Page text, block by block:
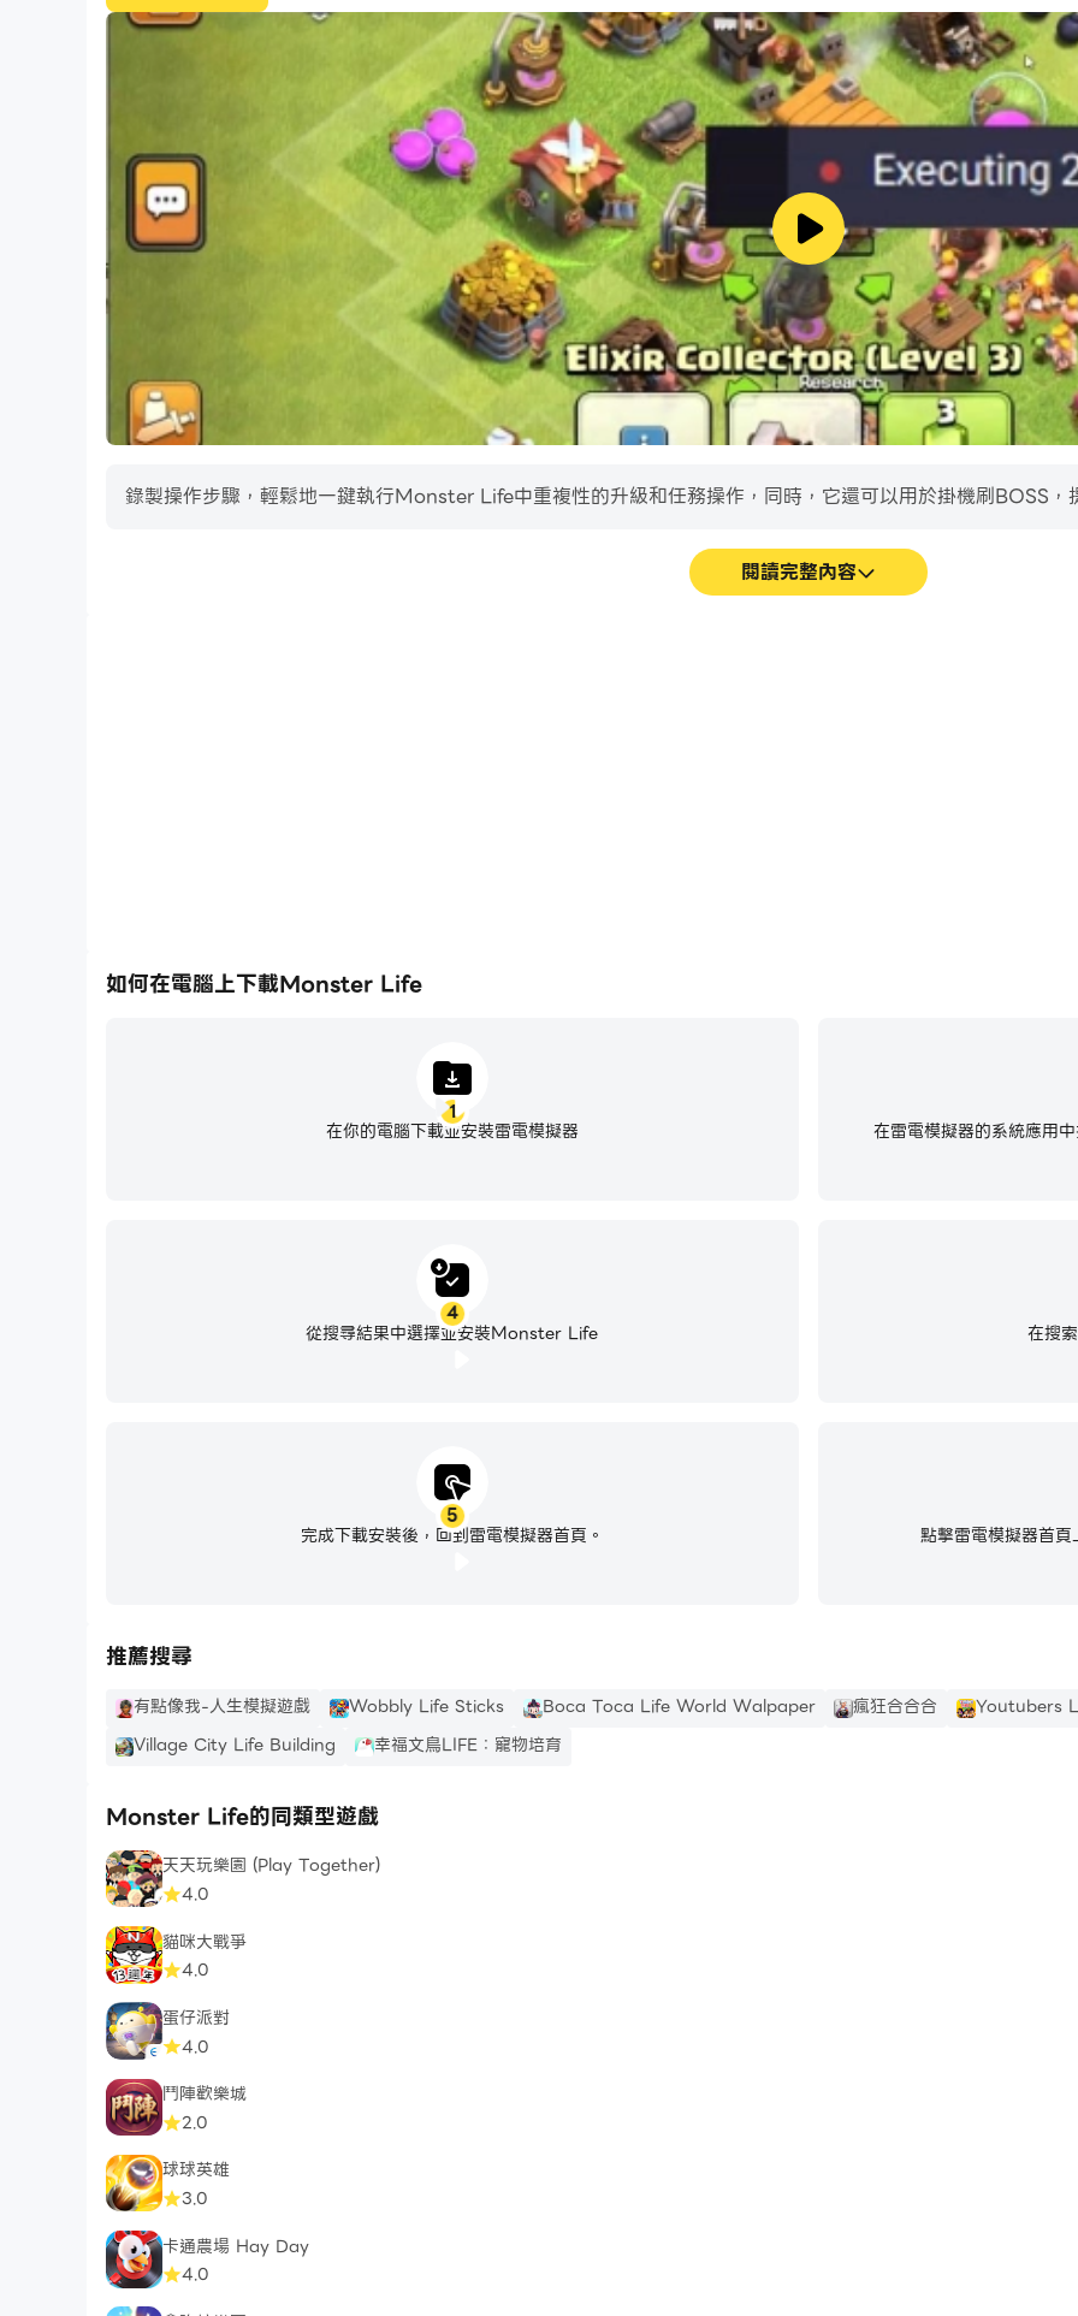
錄製操作步驟，輕鬆地一鍵執行Monster Life中重複性的升級和任務操作，同時，它還可以用於掛機刷BOSS，
閱讀完整內容
如何在電腦上下載Monster Life
1
在你的電腦下載並安裝雷電模擬器 在雷電模擬器的系統應用
在搜
4
從搜尋結果中選擇並安裝Monster Life
5
完成下載安裝後，回到雷電模擬器首頁。 點擊雷電模擬器首
推薦搜尋
有點像我-人生模擬遊戲 Wobbly Life Sticks Boca Toca Life World Walpaper 瘋狂合合合
Youtubers
Village City Life Building
幸福文鳥LIFE：寵物培育
Monster Life的同類型遊戲
天天玩樂園 (Play Together)
4.0
貓咪大戰爭
4.0
蛋仔派對
4.0
鬥陣歡樂城
2.0
球球英雄
3.0
卡通農場 Hay Day
4.0